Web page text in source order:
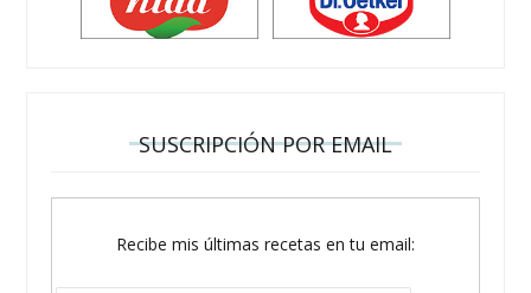
SUSCRIPCIÓN POR EMAIL
Recibe mis últimas recetas en tu email: